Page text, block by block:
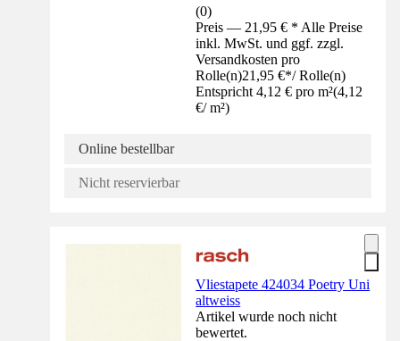
(0)
Preis — 21,95 € * Alle Preise
inkl. MwSt. und ggf. zzgl.
Versandkosten pro
Rolle(n)21,95 €*/ Rolle(n)
Entspricht 4,12 € pro m²(4,12
€/ m²)
Online bestellbar
Nicht reservierbar
Vliestapete 424034 Poetry Uni
altweiss
Artikel wurde noch nicht
bewertet.